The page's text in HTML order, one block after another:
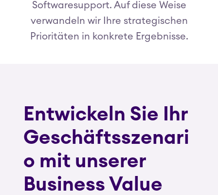
Softwaresupport. Auf diese Weise
verwandeln wir Ihre strategischen
Prioritäten in konkrete Ergebnisse.
Entwickeln Sie Ihr
Geschäftsszenari
o mit unserer
Business Value